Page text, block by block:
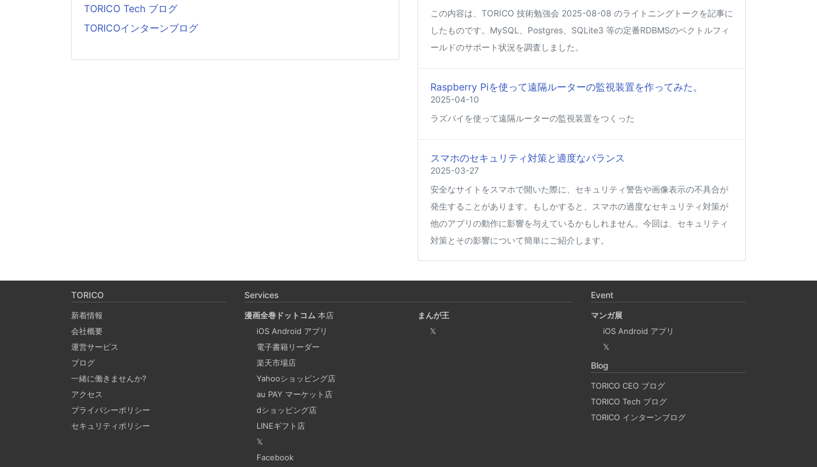
TORICO Tech ブログ
TORICOインターンブログ
この内容は、TORICO 技術勉強会 2025-08-08 のライトニングトークを記事に
したものです。MySQL、Postgres、SQLite3 等の定番RDBMSのベクトルフィ
ールドのサポート状況を調査しました。
Raspberry Piを使って遠隔ルーターの監視装置を作ってみた。
2025-04-10
ラズパイを使って遠隔ルーターの監視装置をつくった
スマホのセキュリティ対策と適度なバランス
2025-03-27
安全なサイトをスマホで開いた際に、セキュリティ警告や画像表示の不具合が
発生することがあります。もしかすると、スマホの過度なセキュリティ対策が
他のアプリの動作に影響を与えているかもしれません。今回は、セキュリティ
対策とその影響について簡単にご紹介します。
Coima + Rosetta 2 で、Apple Silicon 上で x86_64 の Docker イメ
ージをビルドする (Docker desktop やめる)
2025-03-24
ビジネスワークに便利なSLACKのリマインド設定
TORICO
新着情報
会社概要
運営サービス
ブログ
一緒に働きませんか?
アクセス
プライバシーポリシー
セキュリティポリシー
Services
漫画全巻ドットコム 本店
iOS Android アプリ
電子書籍リーダー
楽天市場店
Yahooショッピング店
au PAY マーケット店
dショッピング店
LINEギフト店
𝕏
Facebook
まんが王
𝕏
Event
マンガ展
iOS Android アプリ
𝕏
Blog
TORICO CEO ブログ
TORICO Tech ブログ
TORICO インターンブログ